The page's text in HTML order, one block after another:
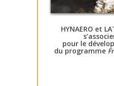
HYNAERO et
pour le
du programme